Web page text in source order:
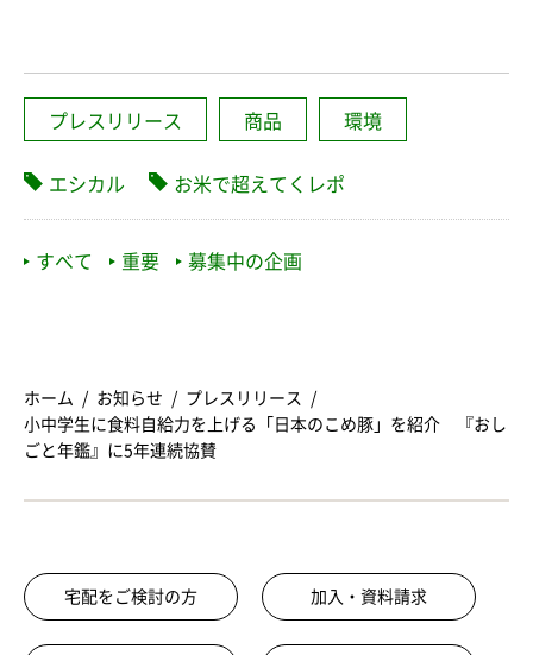
プレスリリース 商品 環境
エシカル お米で超えてくレポ
すべて 重要 募集中の企画
ホーム お知らせ
プレスリリース
小中学生に食料自給力を上げる「日本のこめ豚」を紹介 『おし
ごと年鑑』に5年連続協賛
宅配をご検討の方 加入・資料請求